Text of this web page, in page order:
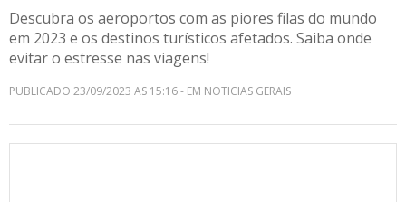
Descubra os aeroportos com as piores filas do mundo
em 2023 e os destinos turísticos afetados. Saiba onde
evitar o estresse nas viagens!
PUBLICADO 23/09/2023 AS 15:16 - EM NOTICIAS GERAIS